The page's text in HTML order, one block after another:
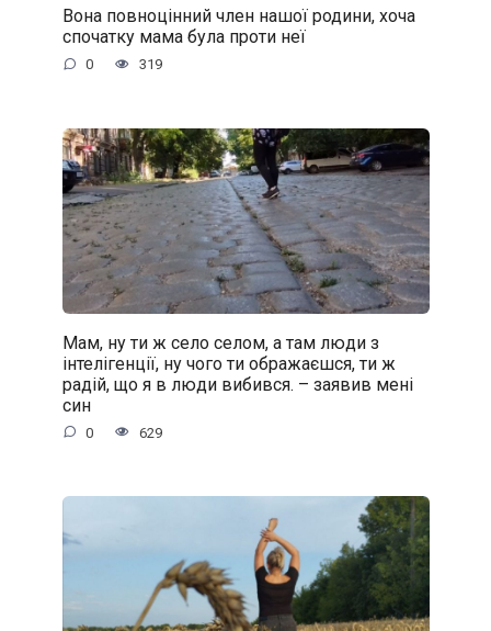
Вона повноцінний член нашої родини, хоча
спочатку мама була проти неї
0 319
Мам, ну ти ж село селом, а там люди з
інтелігенції, ну чого ти ображаєшся, ти ж
радій, що я в люди вибився. – заявив мені
син
0 629